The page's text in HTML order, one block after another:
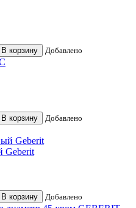
В корзину Добавлено
В корзину Добавлено
Geberit
В корзину Добавлено